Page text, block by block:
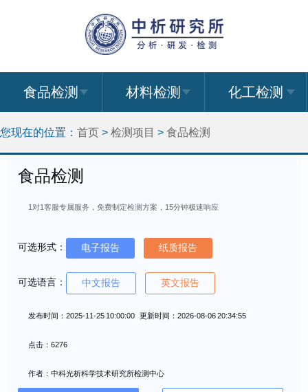
食品检测 材料检测 化工检测
您现在的位置： 首页 > 检测项目 > 食品检测
食品检测
1对1客服专属服务，免费制定检测方案，15分钟极速响应
可选形式： 电子报告 纸质报告
可选语言： 中文报告 英文报告
发布时间：2025-11-25 10:00:00 更新时间：2026-08-06 20:34:55
点击：6276
作者：中科光析科学技术研究所检测中心